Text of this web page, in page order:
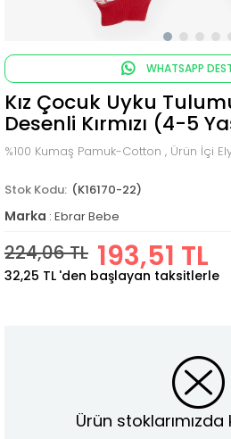
WHATSAPP
Kız Çocuk Uyku
Desenli Kırmızı (4-5
%100 Kumaş Pamuk-Cotton , Ürün İçi
(K16170-22)
Marka : Ebrar Bebe
224,06 TL 193,51 TL
32,25 TL 'den başlayan taksitlerle
Ürün stoklarımızda